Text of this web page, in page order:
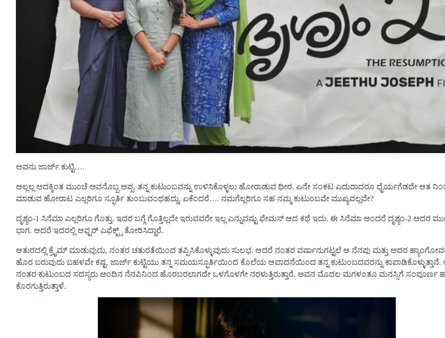
ಅವನು ಜಾರ್ಜ್ ಕುಟ್ಟಿ….
ಅಲ್ಲಲ್ಲ ಅದಕ್ಕಿಂತ ಮುಂಚೆ ಅವನೊಬ್ಬ ಅಪ್ಪ. ತನ್ನ ಕುಟುಂಬವನ್ನು ಉಳಿಸಿಕೊಳ್ಳಲು ಹೋರಾಡುವ ಧೀರ. ಏನೇ ಸಂಕಟ ಎದುರಾದರೂ ಧೈರ್ಯಗೆಡದೇ ಆತ
ಮಾಡುವ ಹೋರಾಟ ಎಲ್ಲರಿಗೂ ಸ್ಫೂರ್ತಿ ತುಂಬುವಂಥಹದ್ದು. ಏಕೆಂದರೆ…. ನಮಗೆಲ್ಲರಿಗೂ ಸಹ ನಮ್ಮ ಕುಟುಂಬವೇ ಮುಖ್ಯವಲ್ಲವೇ?
ದೃಶ್ಯಂ-1 ಸಿನೆಮಾ ಎಲ್ಲರಿಗೂ ಗೊತ್ತು. ಇದರ ಬಗ್ಗೆ ಗೊತ್ತಿಲ್ಲದೇ ಇರುವವರೇ ಇಲ್ಲ ಎನ್ನುವಷ್ಟು ಫೇಮಸ್ ಆದ ಕಥೆ ಇದು. ಈ ಸಿನೆಮಾ ಅಂದರೆ ದೃಶ್ಯಂ-2 ಅದರ
ಭಾಗ. ಆದರೆ ಇದರಲ್ಲಿ ಆಫ್ಟರ್ ಎಫೆಕ್ಟ್ಸ್ ತೋರಿಸಿದ್ದಾರೆ.
ಆತುರದಲ್ಲಿ ಕ್ರೈಮ್ ಮಾಡುವುದು, ನಂತರ ಚತುರತೆಯಿಂದ ತಪ್ಪಿಸಿಕೊಳ್ಳುವುದು ಸುಲಭ. ಆದರೆ ನಂತರ ವರ್ಷಾನುಗಟ್ಟಲೆ ಆ ನೆನಪು ಮತ್ತು ಅದರ
ಹೊರ ಬರುವುದು ಬಹಳ‌ವೇ ಕಷ್ಟ. ಜಾರ್ಜ್ ಕುಟ್ಟಿಯು ತನ್ನ ಸಮಯಸ್ಫೂರ್ತಿಯಿಂದ ಕೊಲೆಯ ಆಪಾದನೆಯಿಂದ ತನ್ನ ಕುಟುಂಬದವರನ್ನು
ನಂತರ ಕುಟುಂಬದ ಸದಸ್ಯರು ಅಂದಿನ ನೆನಪಿನಿಂದ ಹೊರಬರಲಾಗದೇ ಒಳಗೊಳಗೇ ನರಳುತ್ತಿರುತ್ತಾರೆ. ಅವನ ಮೊದಲ ಮಗಳಂತೂ ಮನಸ್ಸಿಗೆ ಸಂಪೂರ್ಣ
ಕೊರಗುತ್ತಿರುತ್ತಾಳೆ.